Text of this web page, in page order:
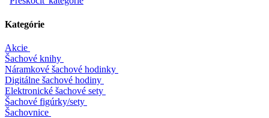
Kategórie
Akcie
Šachové knihy
Náramkové šachové hodinky
Digitálne šachové hodiny
Elektronické šachové sety
Šachové figúrky/sety
Šachovnice